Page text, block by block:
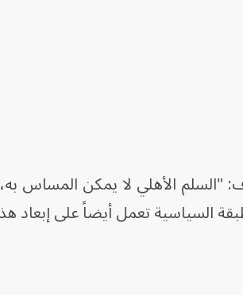
"السلم الأهلي لا يمكن المساس به،
السياسية تعمل أيضاً على إبعاد